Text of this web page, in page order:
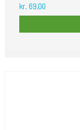
kr. 69,00